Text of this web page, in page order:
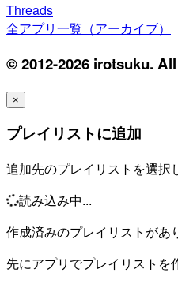
Threads
全アプリ一覧（アーカイブ）
© 2012-2026 irotsuku.
×
プレイリストに追加
追加先のプレイリストを選択
読み込み中...
作成済みのプレイリストがあ
先にアプリでプレイリストを